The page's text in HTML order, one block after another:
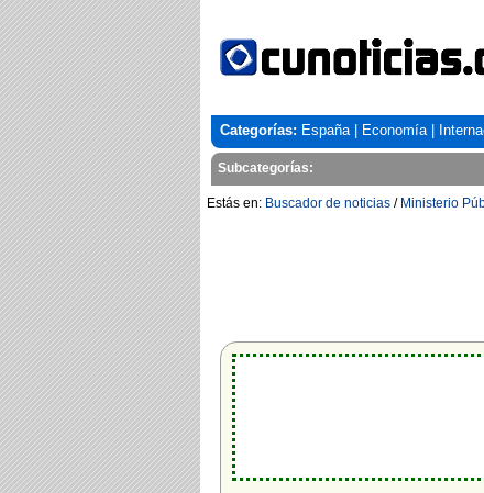
Categorías: España| Economía|
Subcategorías:
Estás en: Buscador de noticias / Ministerio